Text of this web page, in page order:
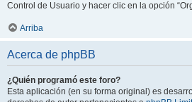
Control de Usuario y hacer clic en la opción
Arriba
Acerca de phpBB
¿Quién programó este foro?
Esta aplicación (en su forma original) es